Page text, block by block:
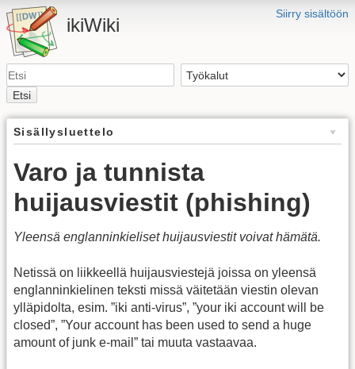
Siirry sisältöön
ikiWiki
Etsi
Sisällysluettelo
Varo ja tunnista
huijausviestit (phishing)
Yleensä englanninkieliset huijausviestit voivat hämätä.
Netissä on liikkeellä huijausviestejä joissa on yleensä
englanninkielinen teksti missä väitetään viestin olevan
ylläpidolta, esim. ”iki anti-virus”, ”your iki account will be
closed”, ”Your account has been used to send a huge
amount of junk e-mail” tai muuta vastaavaa.